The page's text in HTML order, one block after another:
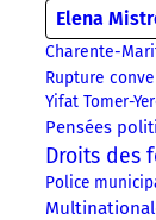
Elena
Charente-
Rupture
Yifat Tomer-
Pensées
Droits des
Police